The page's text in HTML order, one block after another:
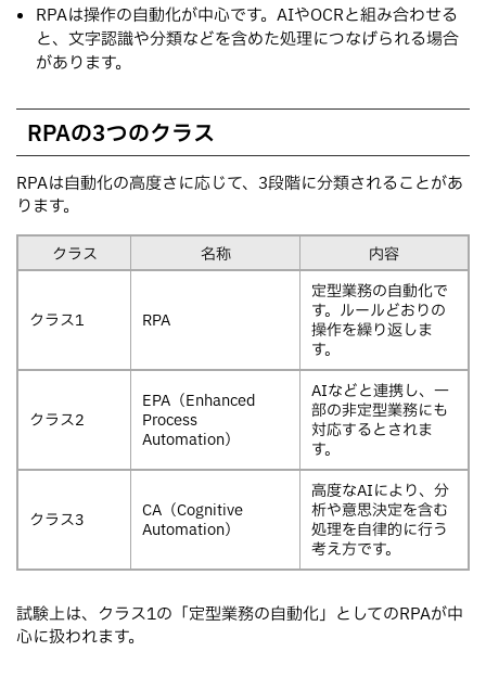
RPAは操作の自動化が中心です。AIやOCRと組み合わせる
と、文字認識や分類などを含めた処理につなげられる場合
があります。
RPAの3つのクラス
RPAは自動化の高度さに応じて、3段階に分類されることがあ
ります。
クラス 名称 内容
クラス1 RPA
定型業務の自動化で
す。ルールどおりの
操作を繰り返しま
す。
クラス2
EPA（Enhanced
Process
Automation）
AIなどと連携し、一
部の非定型業務にも
対応するとされま
す。
クラス3
CA（Cognitive
Automation）
高度なAIにより、分
析や意思決定を含む
処理を自律的に行う
考え方です。
試験上は、クラス1の「定型業務の自動化」としてのRPAが中
心に扱われます。